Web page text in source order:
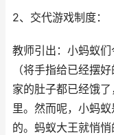
2、交代游戏制度：
教师引出：小蚂蚁
（将手指给已经摆
家的肚子都已经饿
里。然而呢，小蚂
的。蚂蚁大王就悄